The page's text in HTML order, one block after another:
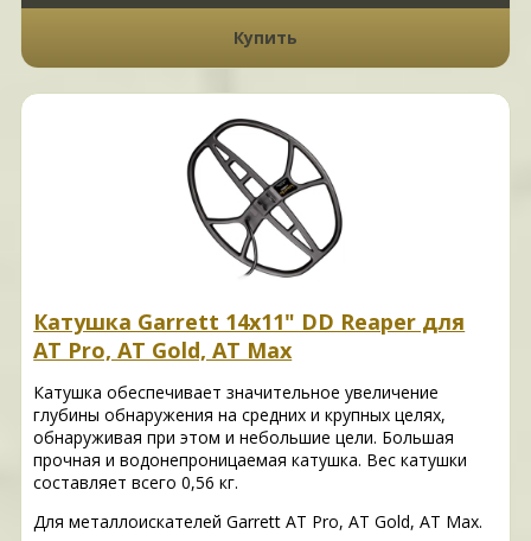
Купить
Катушка Garrett 14x11" DD Reaper для
AT Pro, AT Gold, AT Max
Катушка обеспечивает значительное увеличение
глубины обнаружения на средних и крупных целях,
обнаруживая при этом и небольшие цели. Большая
прочная и водонепроницаемая катушка. Вес катушки
составляет всего 0,56 кг.
Для металлоискателей Garrett AT Pro, AT Gold, AT Max.